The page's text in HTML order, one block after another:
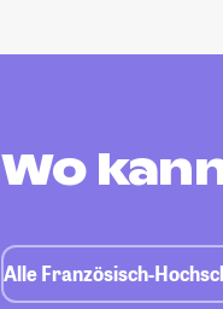
Wo
Alle Französisch-